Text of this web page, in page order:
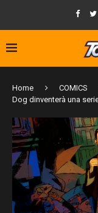
Home COMICS
Dog dinventerà una